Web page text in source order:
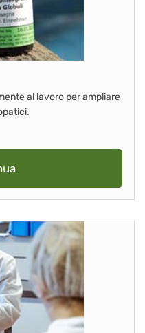
al lavoro per ampliare